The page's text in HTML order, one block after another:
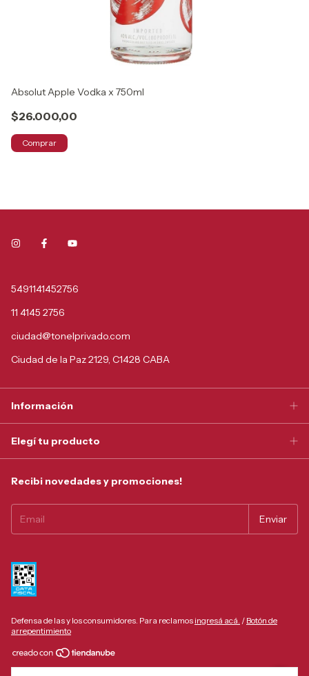
Absolut Apple Vodka x 750ml
$26.000,00
Comprar
5491141452756
11 4145 2756
ciudad@tonelprivado.com
Ciudad de la Paz 2129, C1428 CABA
Información
Elegí tu producto
Recibi novedades y promociones!
Defensa de las y los consumidores. Para reclamos ingresá acá. / Botón de
arrepentimiento
Copyright Tonel Privado - 30550059998 - 2026. Todos los derechos